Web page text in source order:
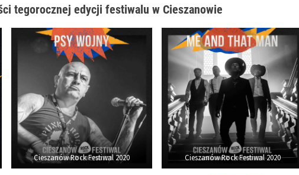
tegorocznej edycji festiwalu w Cieszanowie
Cieszanów Rock Festiwal 2020 Cieszanów Rock Festiwal 2020